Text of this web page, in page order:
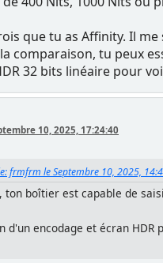
que tu as Affinity. Il
comparaison, tu peux
32 bits linéaire pour
10, 2025, 17:24:40
frmfrm le Septembre 10, 2025,
ton boîtier est capable de
d'un encodage et écran